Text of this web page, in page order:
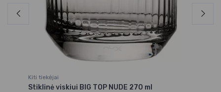
Kiti tiekėjai
Stiklinė viskiui BIG TOP NUDE 270 ml